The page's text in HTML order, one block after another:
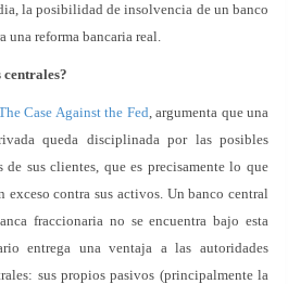
la posibilidad de insolvencia de un banco
una reforma bancaria real.
centrales?
Case Against the Fed, argumenta que una
queda disciplinada por las posibles
de sus clientes, que es precisamente lo que
exceso contra sus activos. Un banco central
fraccionaria no se encuentra bajo esta
entrega una ventaja a las autoridades
sus propios pasivos (principalmente la